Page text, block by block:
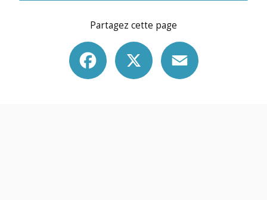
Partagez cette page
Facebook